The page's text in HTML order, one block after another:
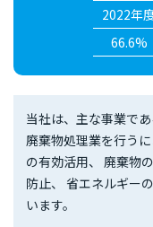
2022年
66.6%
当社は、主な事業で
廃棄物処理業を行う
の有効活用、 廃棄物
防止、 省エネルギー
います。